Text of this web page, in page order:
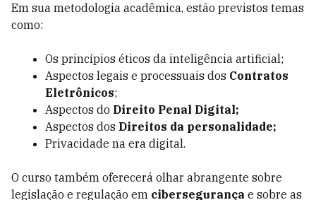
Em sua metodologia acadêmica, estão previstos temas
como:
Os princípios éticos da inteligência artificial;
Aspectos legais e processuais dos Contratos
Eletrônicos;
Aspectos do Direito Penal Digital;
Aspectos dos Direitos da personalidade;
Privacidade na era digital.
O curso também oferecerá olhar abrangente sobre
legislação e regulação em cibersegurança e sobre as